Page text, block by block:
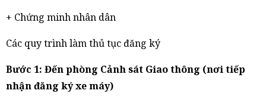
+ Chứng minh nhân dân
Các quy trình làm thủ tục đăng ký
Bước 1: Đến phòng Cảnh sát Giao thông (nơi tiếp
nhận đăng ký xe máy)